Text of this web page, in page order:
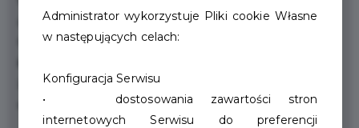
zakupy z wyłączeniem alkoholu, wyrobów
tytoniowych i żywności do początkowego
Zniżka honorowana jest w naszych sklepach przy
ul. Jana Pawła II 5 i przy ul. Kołobrzeskiej 1
Administrator wykorzystuje Pliki cookie Własne
w następujących celach:
Konfiguracja Serwisu
• dostosowania zawartości stron
internetowych Serwisu do preferencji